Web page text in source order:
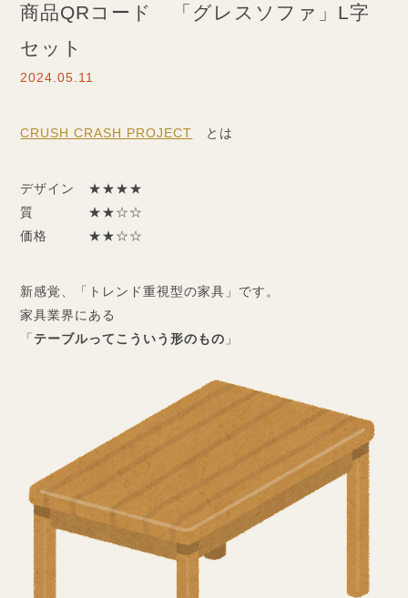
商品QRコード 「グレスソファ」L字
セット
2024.05.11
CRUSH CRASH PROJECT とは
デザイン ★★★★
質 ★★☆☆
価格 ★★☆☆
新感覚、「トレンド重視型の家具」です。
家具業界にある
「 テーブルってこういう形のもの 」